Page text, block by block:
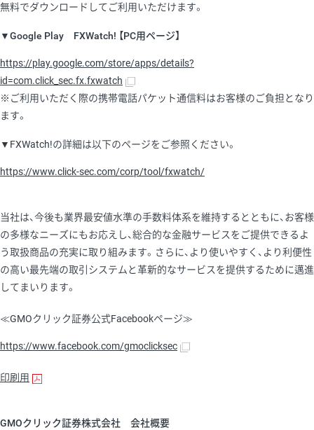
無料でダウンロードしてご利用いただけます。
▼Google Play FXWatch! 【PC用ページ】
https://play.google.com/store/apps/details?
id=com.click_sec.fx.fxwatch
※ご利用いただく際の携帯電話パケット通信料はお客様のご負担となり
ます。
▼FXWatch!の詳細は以下のページをご参照ください。
https://www.click-sec.com/corp/tool/fxwatch/
当社は、今後も業界最安値水準の手数料体系を維持するとともに、お客様
の多様なニーズにもお応えし、総合的な金融サービスをご提供できるよ
う取扱商品の充実に取り組みます。さらに、より使いやすく、より利便性
の高い最先端の取引システムと革新的なサービスを提供するために邁進
してまいります。
≪GMOクリック証券公式Facebookページ≫
https://www.facebook.com/gmoclicksec
印刷用
GMOクリック証券株式会社 会社概要